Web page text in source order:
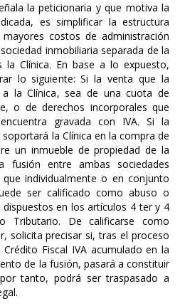
la peticionaria y que motiva la
es simplificar la estructura
costos de administración
inmobiliaria separada de la
la Clínica. En base a lo expuesto,
lo siguiente: Si la venta que la
a la Clínica, sea de una cuota de
o de derechos incorporales que
gravada con IVA. Si la
la Clínica en la compra de
un inmueble de propiedad de la
fusión entre ambas sociedades
individualmente o en conjunto
ser calificado como abuso o
en los artículos 4 ter y 4
Tributario. De calificarse como
solicita precisar si, tras el proceso
Fiscal IVA acumulado en la
de la fusión, pasará a constituir
tanto, podrá ser traspasado a